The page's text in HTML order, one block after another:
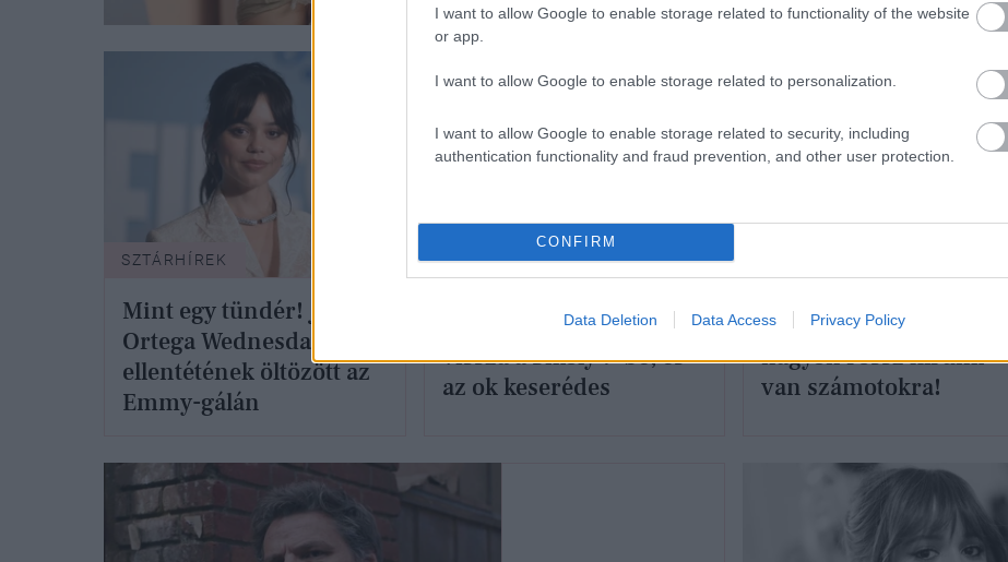
I want to allow Google to enable storage related to functionality of the website
or app.
I want to allow Google to enable storage related to personalization.
I want to allow Google to enable storage related to security, including
authentication functionality and fraud prevention, and other user protection.
CONFIRM
Data Deletion Data Access Privacy Policy
SZTÁRHÍREK
Mint egy tündér! Jenna
Ortega Wednesday
ellentétének öltözött az
Emmy-gálán
SZTÁRHÍREK
Jenna Ortega nem tér
vissza a Sikoly 7-be, és
az ok keserédes
Wednesday-rajongók,
nagyon rossz hírünk
van számotokra!